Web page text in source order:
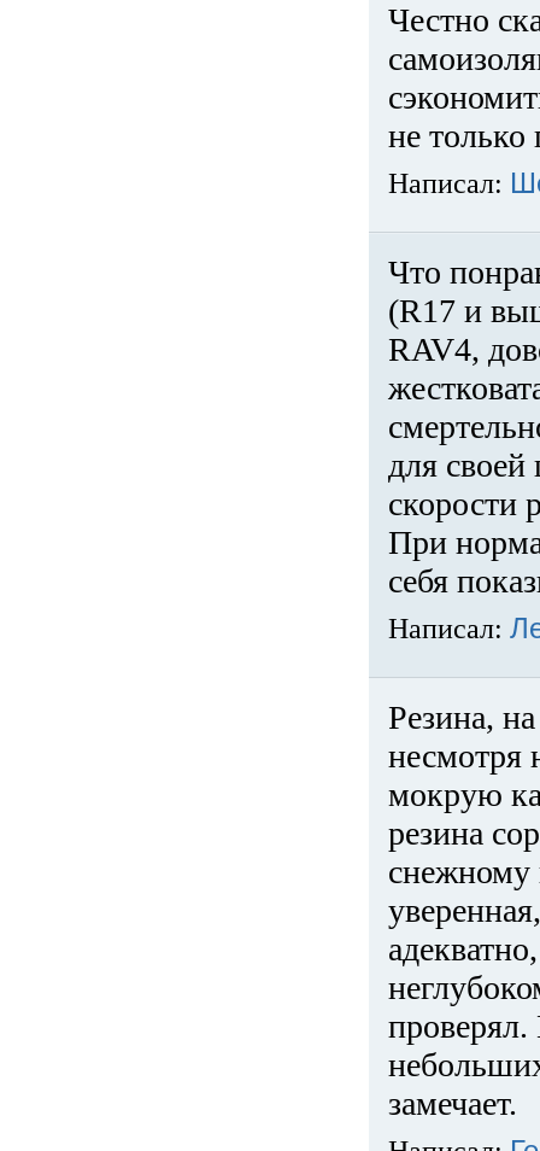
Честно
не только
Написал:
Что
(R17 и
RAV4,
для
скорости
При
себя
Написал:
Резина,
несмотря
мокрую
резина
снежному
замечает.